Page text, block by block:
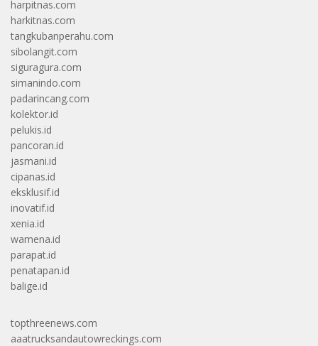
harpitnas.com
harkitnas.com
tangkubanperahu.com
sibolangit.com
siguragura.com
simanindo.com
padarincang.com
kolektor.id
pelukis.id
pancoran.id
jasmani.id
cipanas.id
eksklusif.id
inovatif.id
xenia.id
wamena.id
parapat.id
penatapan.id
balige.id
topthreenews.com
aaatrucksandautowreckings.com